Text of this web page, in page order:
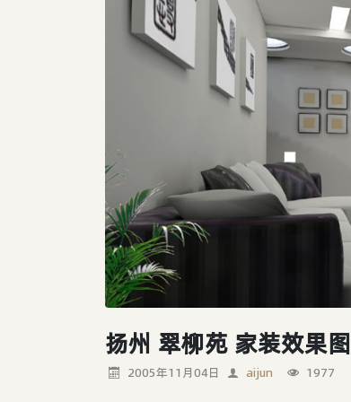
扬州 翠柳苑 家装效果图
2005年11月04日 aijun 1977